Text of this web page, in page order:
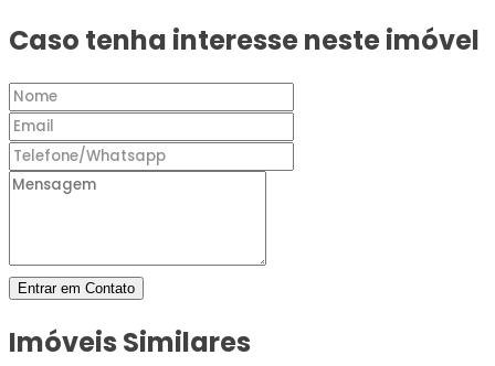
Caso tenha interesse neste imóvel
Entrar em Contato
Imóveis Similares